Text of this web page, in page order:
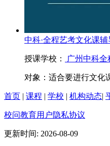
中科·全程艺考文化课辅
授课学校： 广州中科
对象： 适合要进行文化
首页 | 课程 | 学校 | 机构动态|
校问教育用户隐私协议
更新时间: 2026-08-09